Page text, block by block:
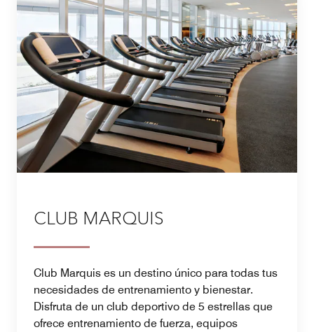
CLUB MARQUIS
Club Marquis es un destino único para todas tus
necesidades de entrenamiento y bienestar.
Disfruta de un club deportivo de 5 estrellas que
ofrece entrenamiento de fuerza, equipos